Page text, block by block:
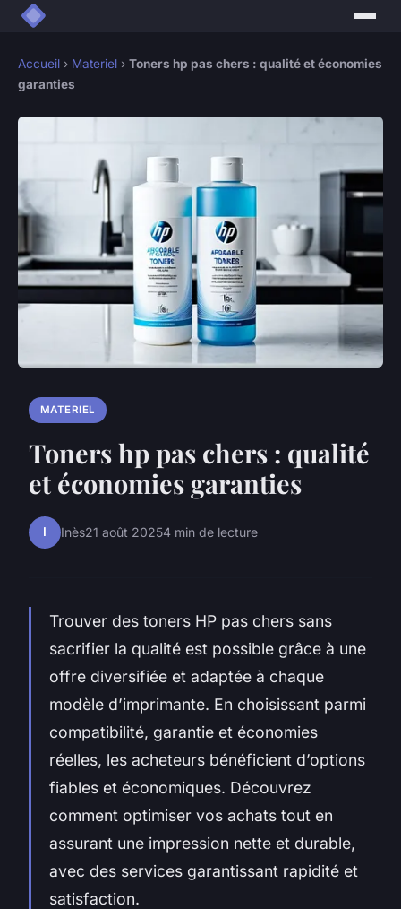
Accueil › Materiel › Toners hp pas chers : qualité et économies
garanties
MATERIEL
Toners hp pas chers : qualité
et économies garanties
I Inès21 août 20254 min de lecture
Trouver des toners HP pas chers sans
sacrifier la qualité est possible grâce à une
offre diversifiée et adaptée à chaque
modèle d’imprimante. En choisissant parmi
compatibilité, garantie et économies
réelles, les acheteurs bénéficient d’options
fiables et économiques. Découvrez
comment optimiser vos achats tout en
assurant une impression nette et durable,
avec des services garantissant rapidité et
satisfaction.